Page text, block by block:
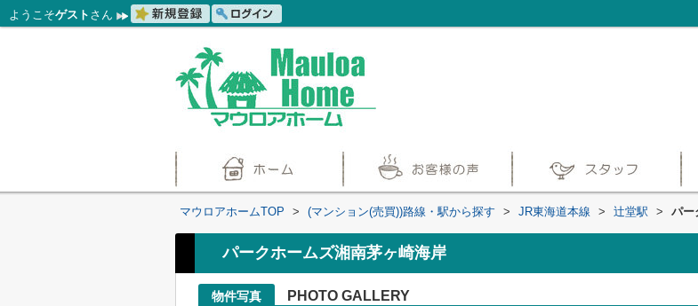
ようこそゲスト さん
マウロアホームTOP > (マンション(売買))路線・駅から探す > JR東海道本線 > 辻堂駅 > パー
パークホームズ湘南茅ヶ崎海岸
物件写真 PHOTO GALLERY